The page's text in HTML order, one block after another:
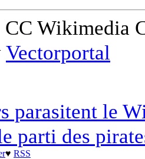
CC Wikimedia
Vectorportal
parasitent le
parti des
♥ RSS